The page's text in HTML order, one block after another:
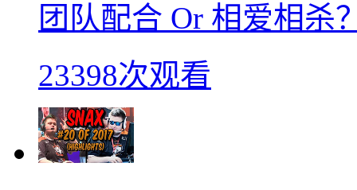
团队配合 Or 相爱相杀
23398次观看